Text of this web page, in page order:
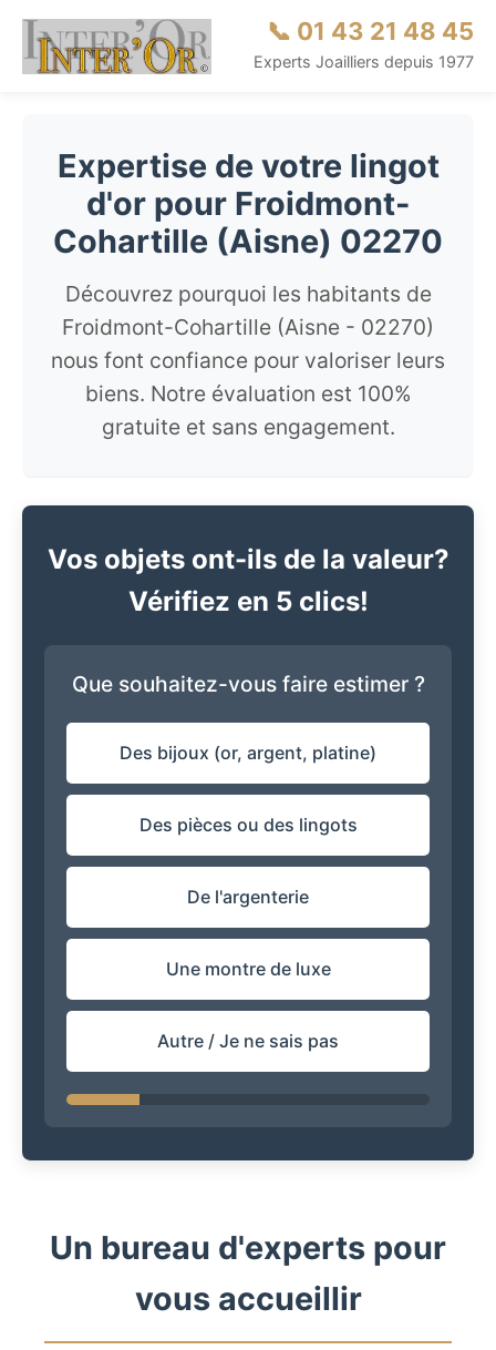
📞 01 43 21 48 45
Experts Joailliers depuis 1977
Expertise de votre lingot
d'or pour Froidmont-
Cohartille (Aisne) 02270
Découvrez pourquoi les habitants de
Froidmont-Cohartille (Aisne - 02270)
nous font confiance pour valoriser leurs
biens. Notre évaluation est 100%
gratuite et sans engagement.
Vos objets ont-ils de la valeur?
Vérifiez en 5 clics!
Que souhaitez-vous faire estimer ?
Des bijoux (or, argent, platine)
Des pièces ou des lingots
De l'argenterie
Une montre de luxe
Autre / Je ne sais pas
Un bureau d'experts pour
vous accueillir